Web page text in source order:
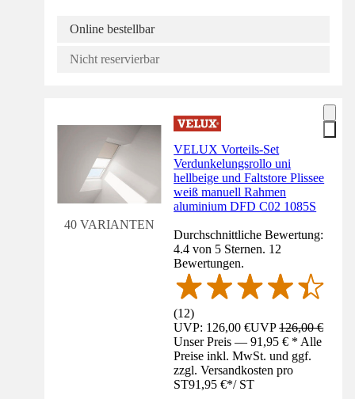
Online bestellbar
Nicht reservierbar
40 VARIANTEN
VELUX Vorteils-Set
Verdunkelungsrollo uni
hellbeige und Faltstore Plissee
weiß manuell Rahmen
aluminium DFD C02 1085S
Durchschnittliche Bewertung:
4.4 von 5 Sternen. 12
Bewertungen.
(12)
UVP: 126,00 €UVP126,00 €
Unser Preis — 91,95 € * Alle
Preise inkl. MwSt. und ggf.
zzgl. Versandkosten pro
ST91,95 €*/ ST